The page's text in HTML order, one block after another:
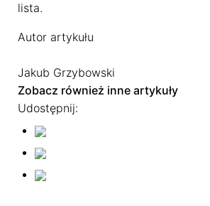
lista.
Autor artykułu
Jakub Grzybowski
Zobacz również inne artykuły
Udostępnij: